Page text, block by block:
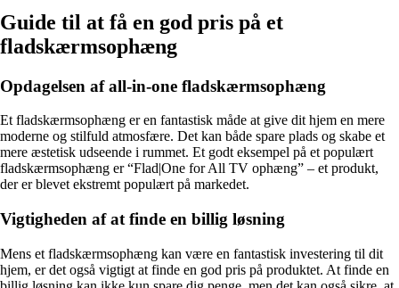
Guide til at få en god pris på et
fladskærmsophæng
Opdagelsen af all-in-one fladskærmsophæng
Et fladskærmsophæng er en fantastisk måde at give dit hjem en mere
moderne og stilfuld atmosfære. Det kan både spare plads og skabe et
mere æstetisk udseende i rummet. Et godt eksempel på et populært
fladskærmsophæng er “Flad|One for All TV ophæng” – et produkt,
der er blevet ekstremt populært på markedet.
Vigtigheden af at finde en billig løsning
Mens et fladskærmsophæng kan være en fantastisk investering til dit
hjem, er det også vigtigt at finde en god pris på produktet. At finde en